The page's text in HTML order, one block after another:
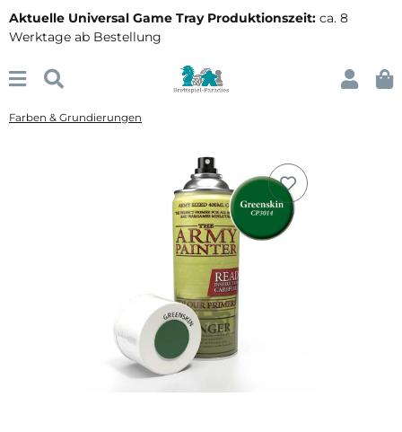
Aktuelle Universal Game Tray Produktionszeit: ca. 8
Werktage ab Bestellung
Farben & Grundierungen